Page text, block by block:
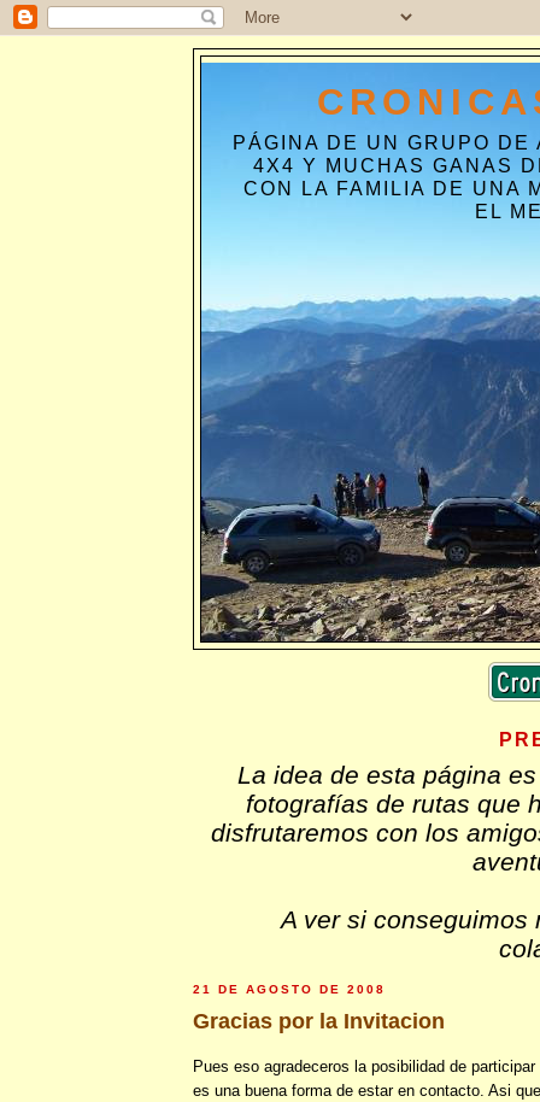
PÁGINA DE UN GRUPO
4X4 Y MUCHAS GANAS
CON LA FAMILIA DE UNA
EL
La idea de esta página
fotografías de rutas que
disfrutaremos con los
A ver si conseguimos
21 DE AGOSTO DE 2008
Gracias por la Invitacion
Pues eso agradeceros la posibilidad de
es una buena forma de estar en contacto. Asi